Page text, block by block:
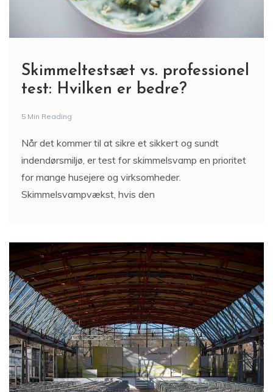
Skimmeltestsæt vs. professionel
test: Hvilken er bedre?
5 Min Reading
Når det kommer til at sikre et sikkert og sundt
indendørsmiljø, er test for skimmelsvamp en prioritet
for mange husejere og virksomheder.
Skimmelsvampvækst, hvis den